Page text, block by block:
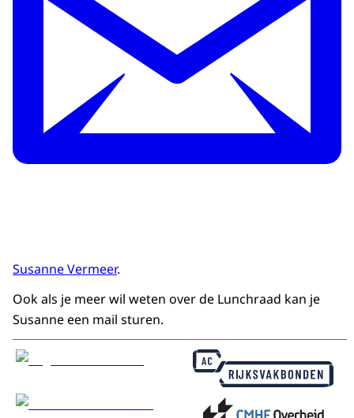
Susanne Vermeer.
Ook als je meer wil weten over de Lunchraad kan je
Susanne een mail sturen.